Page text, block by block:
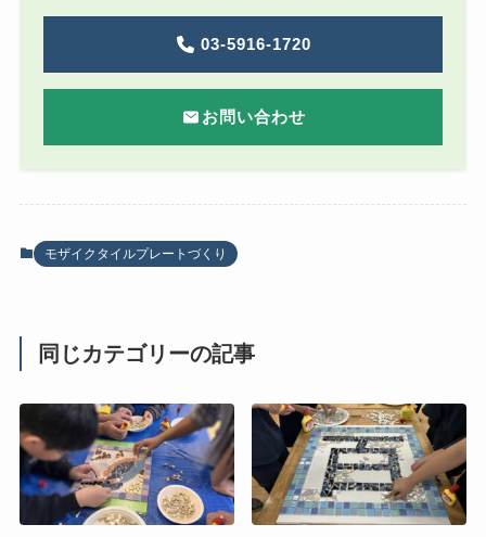
03-5916-1720
お問い合わせ
モザイクタイルプレートづくり
同じカテゴリーの記事